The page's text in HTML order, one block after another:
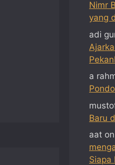
Nimr
yang
adi
a
Baru
aat on
Siapa